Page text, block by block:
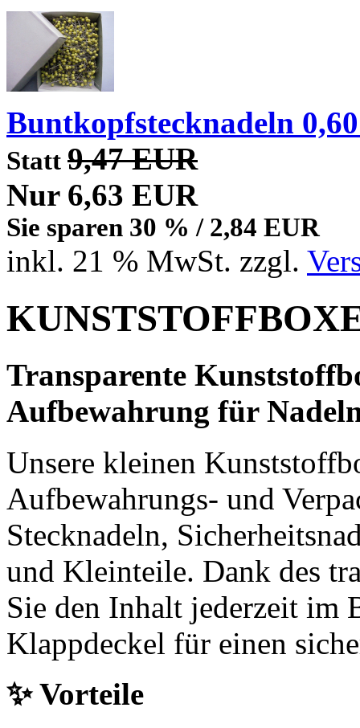
Buntkopfstecknadeln
Statt 9,47 EUR
Nur 6,63 EUR
Sie sparen 30 % / 2,84 EUR
inkl. 21 % MwSt. zzgl.
Transparente
Aufbewahrung für
Unsere kleinen
Aufbewahrungs- und
Stecknadeln,
und Kleinteile. Dank des
Sie den Inhalt jederzeit im
Klappdeckel für einen
✨ Vorteile